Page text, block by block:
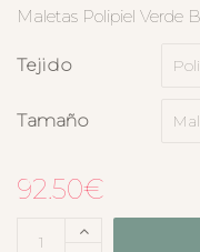
Maletas Polipiel Verde
Tejido
Tamaño
92.50€